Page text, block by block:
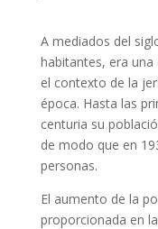
A mediados del
habitantes, era
el contexto de la
época. Hasta las
centuria su
de modo que en
personas.
El aumento de la
proporcionada en